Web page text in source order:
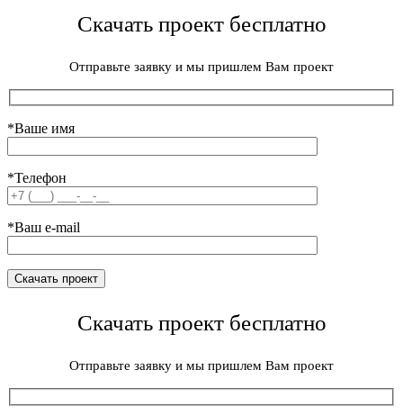
Скачать проект бесплатно
Отправьте заявку и мы пришлем Вам проект
*Ваше имя
*Телефон
*Ваш e-mail
Скачать проект бесплатно
Отправьте заявку и мы пришлем Вам проект